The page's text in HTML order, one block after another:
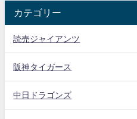
カテゴリー
読売ジャイアンツ
阪神タイガース
中日ドラゴンズ